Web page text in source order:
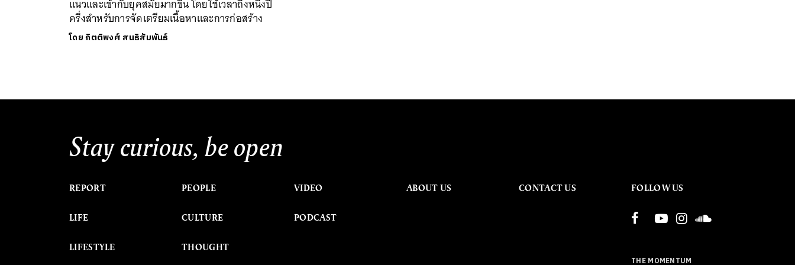
แนวและเข้ากับยุคสมัยมากขึ้น โดยใช้เวลาถึงหนึ่งปี
ครึ่งสำหรับการจัดเตรียมเนื้อหาและการก่อสร้าง
โดย กิตติพงศ์ สนธิสัมพันธ์
Stay curious, be open
REPORT
LIFE
LIFESTYLE
PEOPLE
CULTURE
THOUGHT
VIDEO
PODCAST
ABOUT US CONTACT US FOLLOW US
THE MOMENTUM